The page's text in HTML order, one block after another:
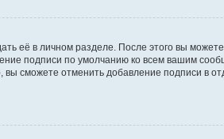
её в личном разделе. После этого вы
подписи по умолчанию ко всем вашим
сможете отменить добавление подписи в